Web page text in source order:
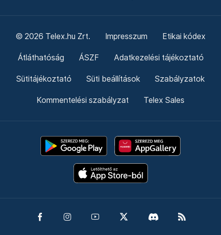
© 2026 Telex.hu Zrt. Impresszum Etikai kódex
Átláthatóság ÁSZF Adatkezelési tájékoztató
Sütitájékoztató Süti beállítások Szabályzatok
Kommentelési szabályzat Telex Sales